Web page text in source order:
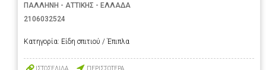
ΠΑΛΛΗΝΗ - ΑΤΤΙΚΗΣ - ΕΛΛΑΔΑ
2106032524
Κατηγορία: Είδη σπιτιού / Έπιπλα
ΙΣΤΟΣΕΛΙΔΑ ΠΕΡΙΣΣΟΤΕΡΑ